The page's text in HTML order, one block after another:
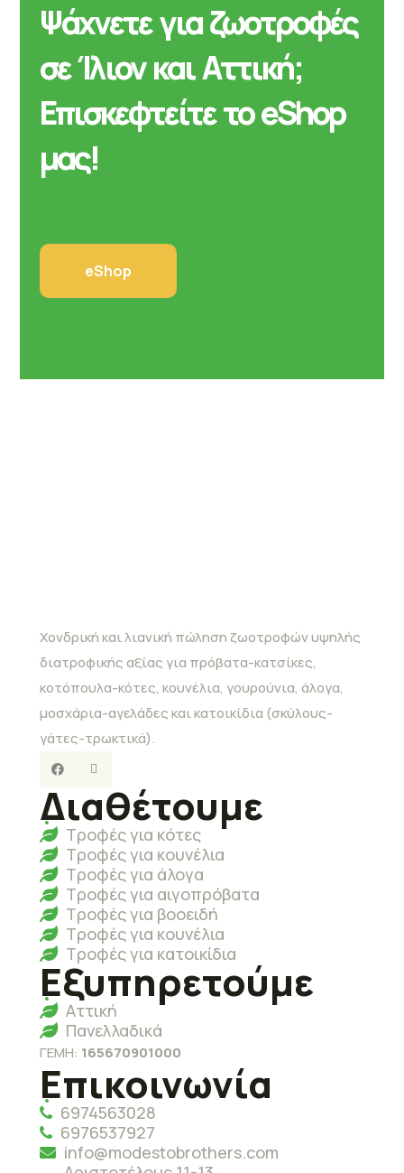
Ψάχνετε για ζωοτροφές
σε Ίλιον και Αττική;
Επισκεφτείτε το eShop
μας!
eShop
Χονδρική και λιανική πώληση ζωοτροφών υψηλής
διατροφικής αξίας για πρόβατα-κατσίκες,
κοτόπουλα-κότες, κουνέλια, γουρούνια, άλογα,
μοσχάρια-αγελάδες και κατοικίδια (σκύλους-
γάτες-τρωκτικά).
Διαθέτουμε
Τροφές για κότες
Τροφές για κουνέλια
Τροφές για άλογα
Τροφές για αιγοπρόβατα
Τροφές για βοοειδή
Τροφές για κουνέλια
Τροφές για κατοικίδια
Εξυπηρετούμε
Αττική
Πανελλαδικά
ΓΕΜΗ: 165670901000
Επικοινωνία
6974563028
6976537927
info@modestobrothers.com